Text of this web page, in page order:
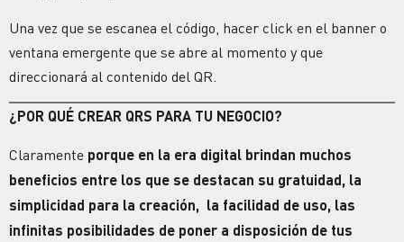
Una vez que se escanea el código, hacer click en el banner o
ventana emergente que se abre al momento y que
direccionará al contenido del QR.
¿POR QUÉ CREAR QRS PARA TU NEGOCIO?
Claramente porque en la era digital brindan muchos
beneficios entre los que se destacan su gratuidad, la
simplicidad para la creación, la facilidad de uso, las
infinitas posibilidades de poner a disposición de tus